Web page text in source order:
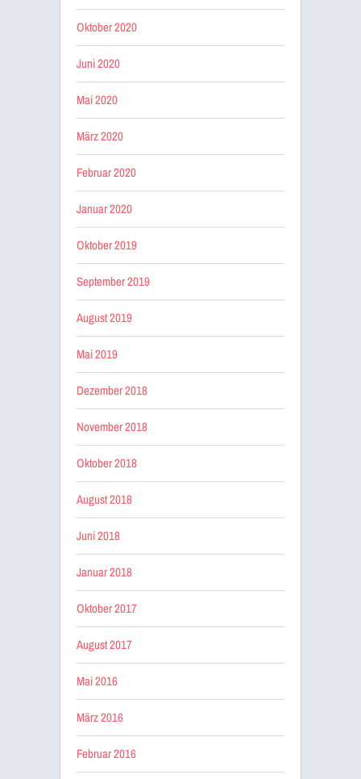
Oktober 2020
Juni 2020
Mai 2020
März 2020
Februar 2020
Januar 2020
Oktober 2019
September 2019
August 2019
Mai 2019
Dezember 2018
November 2018
Oktober 2018
August 2018
Juni 2018
Januar 2018
Oktober 2017
August 2017
Mai 2016
März 2016
Februar 2016